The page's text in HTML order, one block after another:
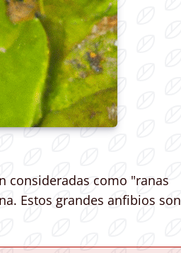
consideradas como "ranas
Estos grandes anfibios son